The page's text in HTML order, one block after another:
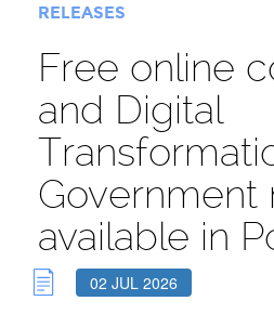
RELEASES
Free online
and Digital
Government
available in
02 JUL 2026